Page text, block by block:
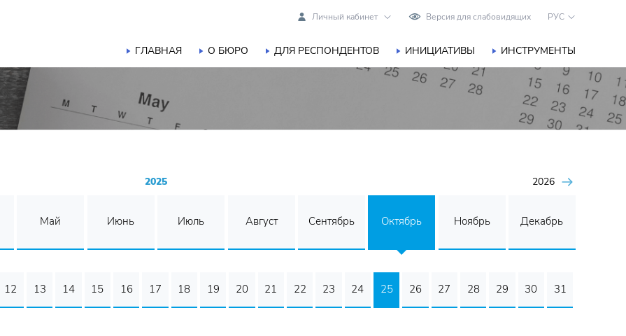
Личный кабинет Версия для слабовидящих РУС
ГЛАВНАЯ О БЮРО ДЛЯ РЕСПОНДЕНТОВ ИНИЦИАТИВЫ ИНСТРУМЕНТЫ
2025 2026
Май Июнь Июль Август Сентябрь Октябрь Ноябрь Декабрь
12 13 14 15 16 17 18 19 20 21 22 23 24 25 26 27 28 29 30 31